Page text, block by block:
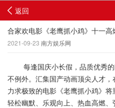
返回
合家欢电影《老鹰抓小鸡》十一
2021-09-23 南方娱乐网
每逢国庆小长假，品质优秀的
不例外。汇集国产动画顶尖人才
力求极致的电影《老鹰抓小鸡》
轻松幽默、乐观向上、热血高燃